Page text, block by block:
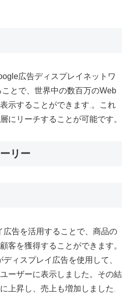
広告ディスプレイネットワ
とで、世界中の数百万のWeb
示することができます 。これ
にリーチすることが可能です。
リー
広告を活用することで、商品の
客を獲得することができます。
ィスプレイ広告を使用して、
ーザーに表示しました。その結
上昇し、売上も増加しました